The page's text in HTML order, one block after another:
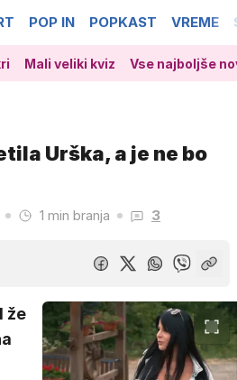
POP IN POPKAST VREME
Mali veliki kviz Vse najboljše
Urška, a je ne bo
1 min branja 3
že